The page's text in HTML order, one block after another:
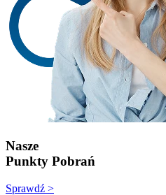
Nasze
Punkty Pobrań
Sprawdź >